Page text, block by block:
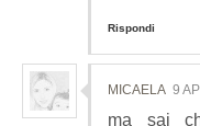
Rispondi
MICAELA 9
ma sai